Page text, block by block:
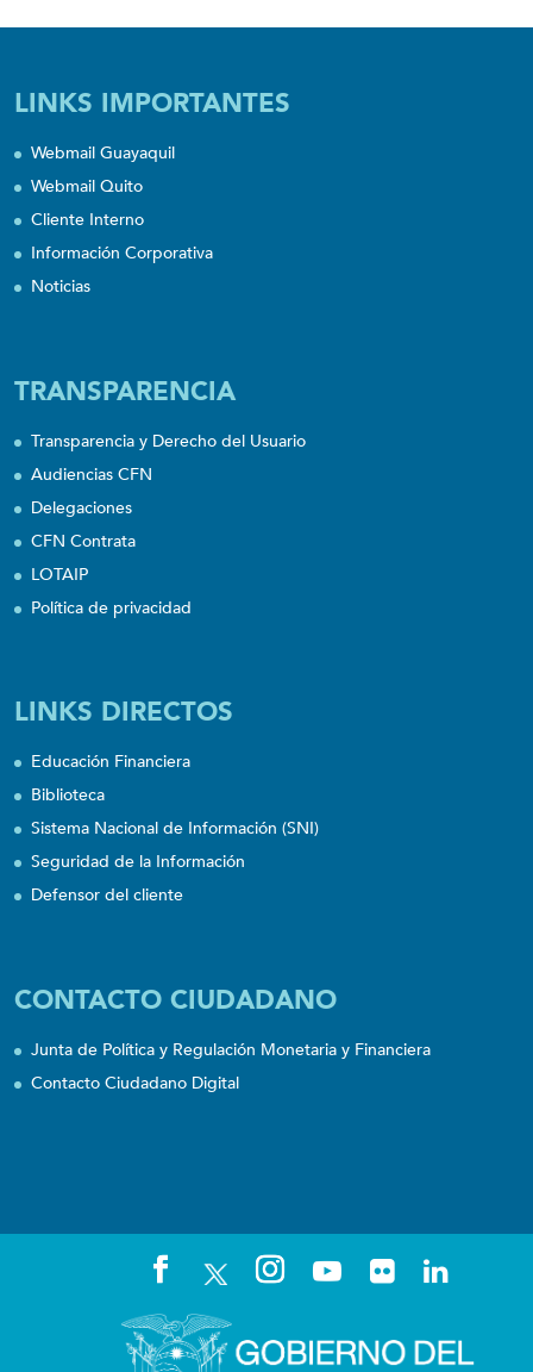
LINKS IMPORTANTES
Webmail Guayaquil
Webmail Quito
Cliente Interno
Información Corporativa
Noticias
TRANSPARENCIA
Transparencia y Derecho del Usuario
Audiencias CFN
Delegaciones
CFN Contrata
LOTAIP
Política de privacidad
LINKS DIRECTOS
Educación Financiera
Biblioteca
Sistema Nacional de Información (SNI)
Seguridad de la Información
Defensor del cliente
CONTACTO CIUDADANO
Junta de Política y Regulación Monetaria y Financiera
Contacto Ciudadano Digital